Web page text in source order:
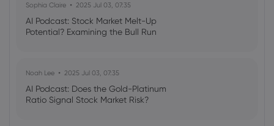
Sophia Claire 2025 Jul 03, 07:35
AI Podcast: Stock Market Melt-Up
Potential? Examining the Bull Run
Noah Lee 2025 Jul 03, 07:35
AI Podcast: Does the Gold-Platinum
Ratio Signal Stock Market Risk?